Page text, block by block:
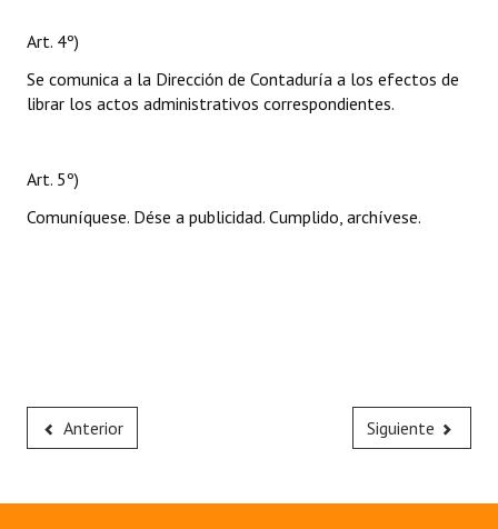
Art. 4º)
Se comunica a la Dirección de Contaduría a los efectos de
librar los actos administrativos correspondientes.
Art. 5º)
Comuníquese. Dése a publicidad. Cumplido, archívese.
Anterior Siguiente